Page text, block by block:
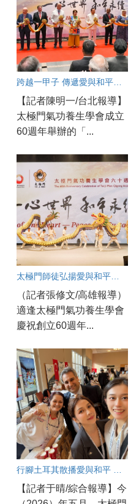
【記者陳明一/台北報導】
太極門氣功養生學會成立
60週年舉辦的「...
（記者張修文/高雄報導）
適逢太極門氣功養生學會
慶祝創立60週年...
行腳土耳其散播愛與和平 新世代AI講師劉宜欣感動分享
【記者于晴/綜合報導】今